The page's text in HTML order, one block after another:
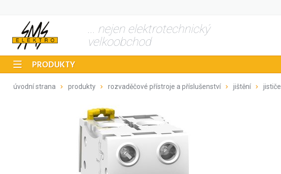
... nejen elektrotechnický
velkoobchod
PRODUKTY
úvodní strana produkty rozvaděčové přístroje a příslušenství jištění jističe